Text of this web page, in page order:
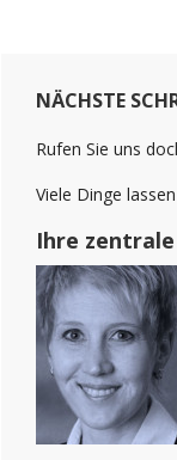
Sidebar
(Primary)
NÄCHSTE
Rufen Sie uns
Viele Dinge
Ihre